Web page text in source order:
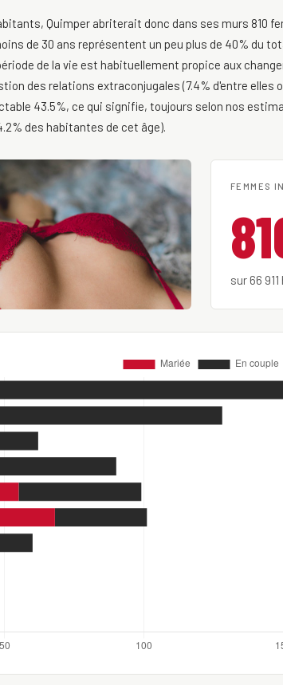
Quimper abriterait donc dans ses murs 810
de 30 ans représentent un peu plus de 40% du
de la vie est habituellement propice aux
des relations extraconjugales (7.4% d'entre elles
43.5%, ce qui signifie, toujours selon nos
des habitantes de cet âge).
FEMMES
sur 66